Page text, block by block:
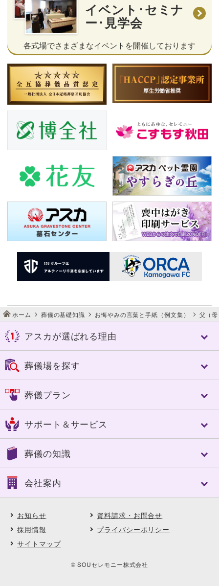
イベント･セミナ
ー･見学会
各式場でさまざまなイベントを開催しております
ホーム 葬儀の基礎知識 お悔やみの言葉と手紙（例文集） 父（
アスカが選ばれる理由
アスカの特長
控室への心配り
人づくり（人材教育）
選べる葬送品・おもてなし
エンバーミング・湯灌
葬儀への想い
ご葬儀実例
葬儀場を探す
成田市
四街道市
市原市
船橋市
茂原市
いすみ市
鴨川市
勝浦市
山武郡
木更津市
君津市
匝瑳市
柏市
野田市
葬儀プラン
認知症対策あんしんパック
家族葬
一般葬
一日葬
自宅葬
アスカの社葬
福祉の葬儀
選べる葬送品・おもてなし
ご葬儀実例
サポート＆サービス
事前相談のすすめ
アフターサポート
SOUセレモニーメンバーズ(互助会)
喪中はがき印刷サービス
契約企業・団体の葬儀割引サービス
ペット葬・ペット霊園
葬儀の知識
葬儀に必要な費用
ご葬儀後の対応と手続き
よくある質問
ご葬儀エピソード
顧客インタビュー
料理長からの食材だより
会社案内
会社概要・理念
沿革
直営式場
地域に根ざした取り組み
お知らせ
資料請求・お問合せ
採用情報
プライバシーポリシー
サイトマップ
© SOUセレモニー株式会社